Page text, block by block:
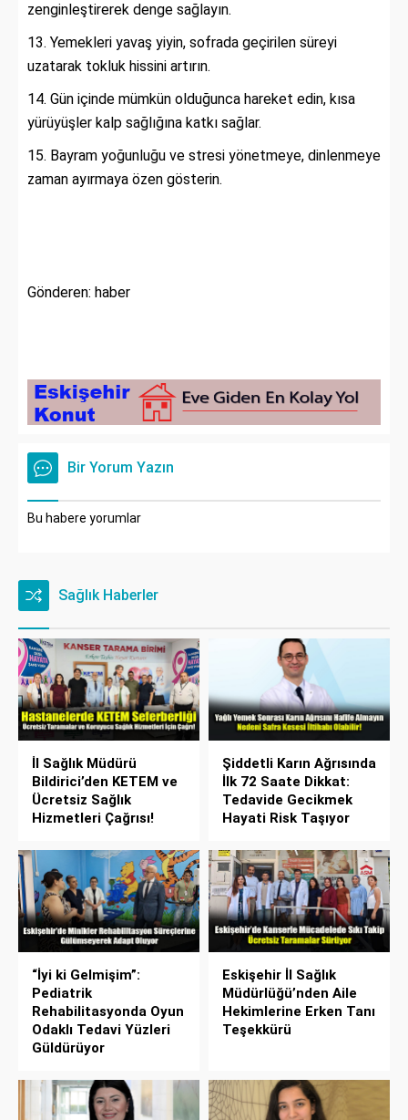
zenginleştirerek denge sağlayın.
Yemekleri yavaş yiyin, sofrada geçirilen süreyi
uzatarak tokluk hissini artırın.
Gün içinde mümkün olduğunca hareket edin, kısa
yürüyüşler kalp sağlığına katkı sağlar.
Bayram yoğunluğu ve stresi yönetmeye, dinlenmeye
zaman ayırmaya özen gösterin.
Gönderen: haber
Bir Yorum Yazın
Bu habere yorumlar
Sağlık Haberler
İl Sağlık Müdürü
Bildirici’den KETEM ve
Ücretsiz Sağlık
Hizmetleri Çağrısı!
Şiddetli Karın Ağrısında
İlk 72 Saate Dikkat:
Tedavide Gecikmek
Hayati Risk Taşıyor
“İyi ki Gelmişim”:
Pediatrik
Rehabilitasyonda Oyun
Odaklı Tedavi Yüzleri
Güldürüyor
Eskişehir İl Sağlık
Müdürlüğü’nden Aile
Hekimlerine Erken Tanı
Teşekkürü